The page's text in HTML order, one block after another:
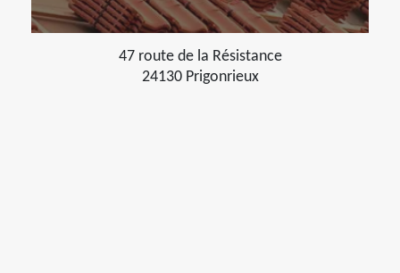
47 route de la Résistance
24130 Prigonrieux